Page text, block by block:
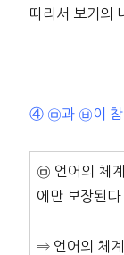
따라서 보기의
④ ㉤과 ㉥이 참
㉤ 언어의 체
에만 보장된다
⇒ 언어의 체계